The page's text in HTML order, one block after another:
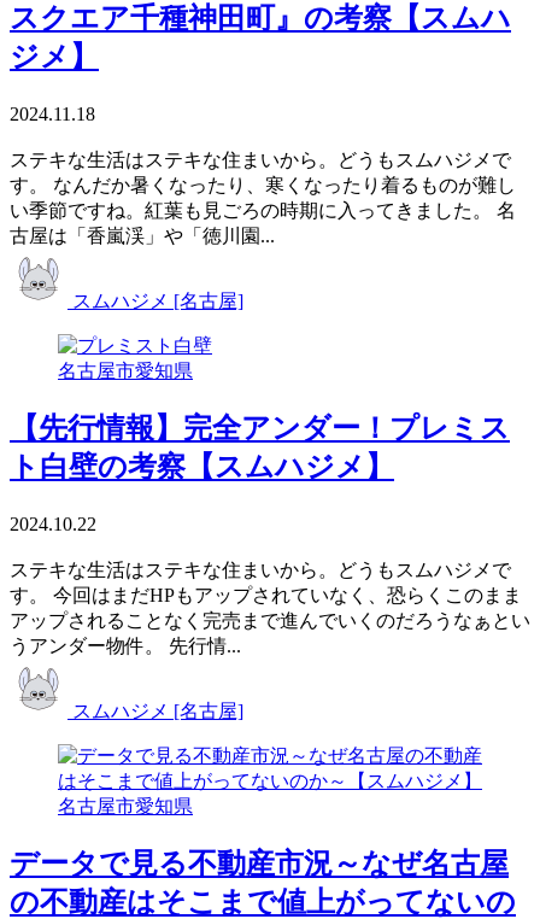
スクエア千種神田町』の考察【スムハ
ジメ】
2024.11.18
ステキな生活はステキな住まいから。どうもスムハジメで
す。 なんだか暑くなったり、寒くなったり着るものが難し
い季節ですね。紅葉も見ごろの時期に入ってきました。 名
古屋は「香嵐渓」や「徳川園...
スムハジメ [名古屋]
名古屋市愛知県
【先行情報】完全アンダー！プレミス
ト白壁の考察【スムハジメ】
2024.10.22
ステキな生活はステキな住まいから。どうもスムハジメで
す。 今回はまだHPもアップされていなく、恐らくこのまま
アップされることなく完売まで進んでいくのだろうなぁとい
うアンダー物件。 先行情...
スムハジメ [名古屋]
名古屋市愛知県
データで見る不動産市況～なぜ名古屋
の不動産はそこまで値上がってないの